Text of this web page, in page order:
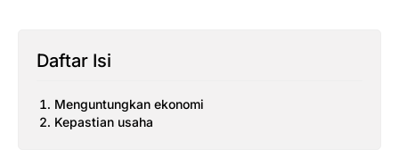
Daftar Isi
Menguntungkan ekonomi
Kepastian usaha